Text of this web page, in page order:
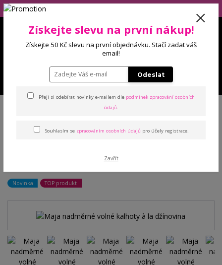
Eshop má dovolenou (10.-14.8), balíčky budeme odesílat 17.8.2026!
Kalhoty a legíny Džínové legíny
Maja nadměrné volné kalhoty
Novinka TOP produkt
Získejte slevu na první nákup!
Získejte 50 Kč slevu na první objednávku. Stačí zadat váš
email!
Odeslat
Přeji si odebírat novinky e-mailem dle podmínek zpracování osobních
údajů.
Souhlasím se zpracováním osobních údajů pro účely registrace.
Zavřít